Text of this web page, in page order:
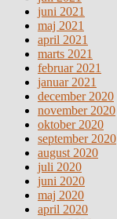
juni 2021
maj 2021
april 2021
marts 2021
februar 2021
januar 2021
december 2020
november 2020
oktober 2020
september 2020
august 2020
juli 2020
juni 2020
maj 2020
april 2020